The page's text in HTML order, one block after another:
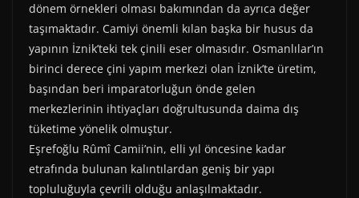
dönem örnekleri olması bakımından da ayrıca değer
taşımaktadır. Camiyi önemli kılan başka bir husus da
yapının İznik’teki tek çinili eser olmasıdır. Osmanlılar’ın
birinci derece çini yapım merkezi olan İznik’te üretim,
başından beri imparatorluğun önde gelen
merkezlerinin ihtiyaçları doğrultusunda daima dış
tüketime yönelik olmuştur.
Eşrefoğlu Rûmî Camii’nin, elli yıl öncesine kadar
etrafında bulunan kalıntılardan geniş bir yapı
topluluğuyla çevrili olduğu anlaşılmaktadır.